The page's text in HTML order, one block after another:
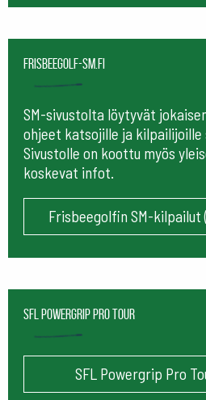
frisbeegolf-sm.fi
SM-sivustolta löytyvät
ohjeet katsojille ja kilpailijoille
Sivustolle on koottu myös
koskevat infot.
Frisbeegolfin SM-
SFL Powergrip Pro Tour
SFL Powergrip Pro